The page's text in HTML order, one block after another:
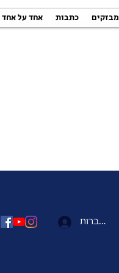
אחד על אחד כתבות מבזקים
להתחברות